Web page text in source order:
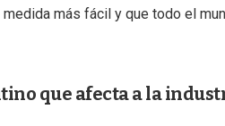
más fácil y que todo el
que afecta a la